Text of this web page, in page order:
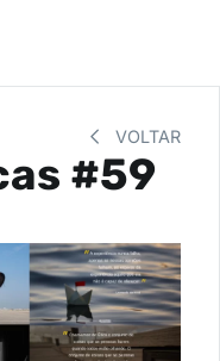
VOLTAR
#59